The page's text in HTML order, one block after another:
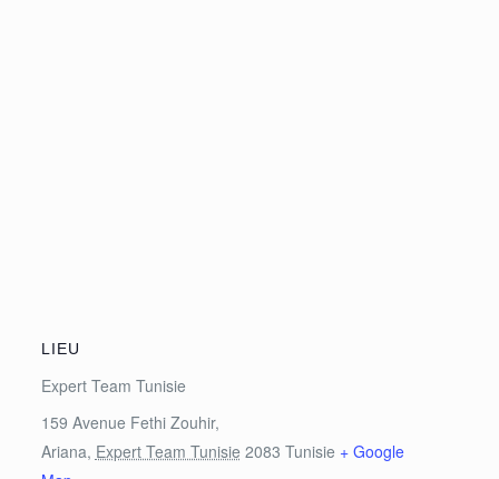
LIEU
Expert Team Tunisie
159 Avenue Fethi Zouhir,
Ariana, Expert Team Tunisie 2083 Tunisie + Google